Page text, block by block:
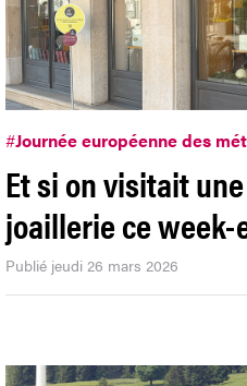
#Journée européenne des
Et si on visitait
joaillerie ce week-
Publié jeudi 26 mars 2026